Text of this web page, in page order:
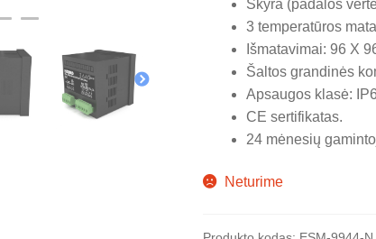
Skyra (padalos
3 temperatūros
Išmatavimai: 96 X
Šaltos grandinės
Apsaugos klasė:
CE sertifikatas.
24 mėnesių
Neturime